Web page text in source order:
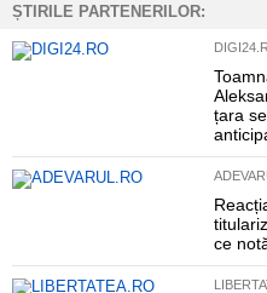
ȘTIRILE PARTENERILOR:
țara
ce